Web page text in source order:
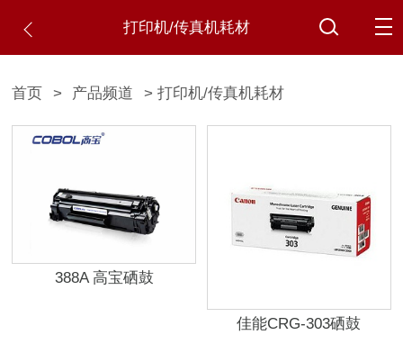
打印机/传真机耗材
首页 > 产品频道 > 打印机/传真机耗材
388A 高宝硒鼓
佳能CRG-303硒鼓